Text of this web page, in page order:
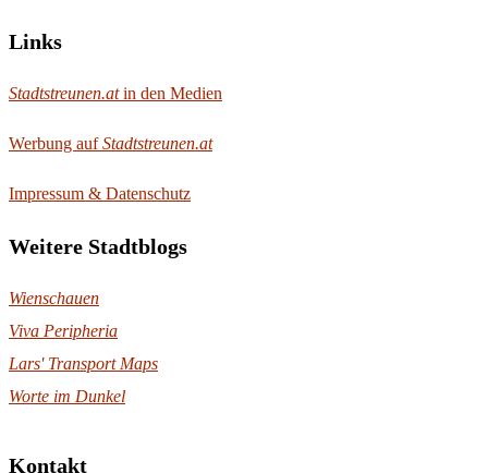
Links
Stadtstreunen.atin den Medien
Werbung aufStadtstreunen.at
Impressum & Datenschutz
Weitere Stadtblogs
Wienschauen
Viva Peripheria
Lars' Transport Maps
Worte im Dunkel
Kontakt